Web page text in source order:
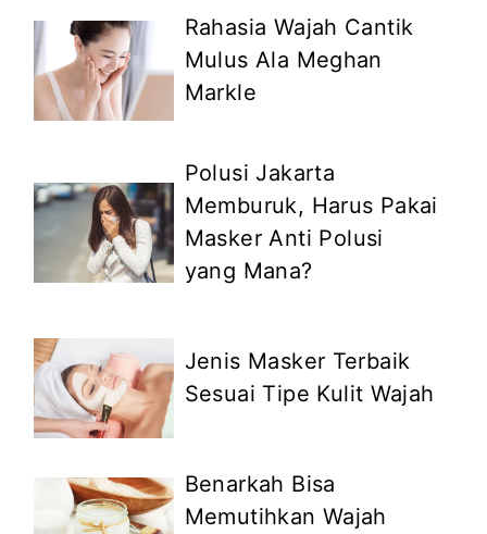
Rahasia Wajah Cantik
Mulus Ala Meghan
Markle
Polusi Jakarta
Memburuk, Harus Pakai
Masker Anti Polusi
yang Mana?
Jenis Masker Terbaik
Sesuai Tipe Kulit Wajah
Benarkah Bisa
Memutihkan Wajah